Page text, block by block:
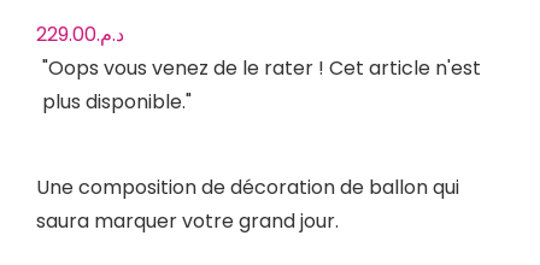
د.م.229.00
"Oops vous venez de le rater ! Cet article n'est
plus disponible."
Une composition de décoration de ballon qui
saura marquer votre grand jour.